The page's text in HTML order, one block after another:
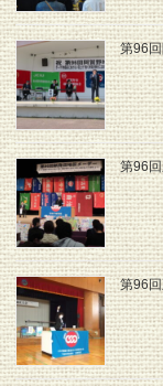
第96
第96
第96